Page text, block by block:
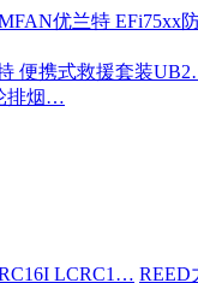
优兰特 EFi75xx
便携式救援套装
排烟…
LCRC1… REED